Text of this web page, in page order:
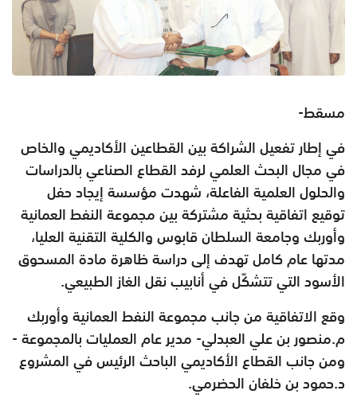
مسقط-
في إطار تفعيل الشراكة بين القطاعين الأكاديمي والخاص
في مجال البحث العلمي لرفد القطاع الصناعي بالدراسات
والحلول العلمية الفاعلة، شهدت مؤسسة إيجاد حفل
توقيع اتفاقية بحثية مشتركة بين مجموعة النفط العمانية
وأوربك وجامعة السلطان قابوس والكلية التقنية العليا،
مدتها عام كامل تهدف إلى دراسة ظاهرة مادة المسحوق
الأسود التي تتشكّل في أنابيب نقل الغاز الطبيعي.
وقع الاتفاقية من جانب مجموعة النفط العمانية وأوربك
م.منصور بن علي العبدلي- مدير عام العمليات بالمجموعة -
ومن جانب القطاع الأكاديمي الباحث الرئيس في المشروع
د.حمود بن خلفان الحضرمي.